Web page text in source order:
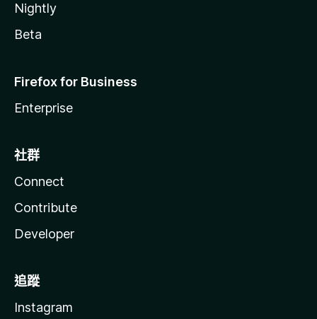
Nightly
Beta
Firefox for Business
Enterprise
社群
Connect
Contribute
Developer
追蹤
Instagram